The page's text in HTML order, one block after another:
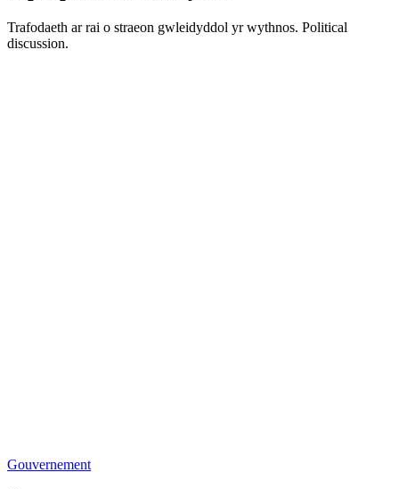
Trafodaeth ar rai o straeon gwleidyddol yr wythnos. Political
discussion.
Gouvernement